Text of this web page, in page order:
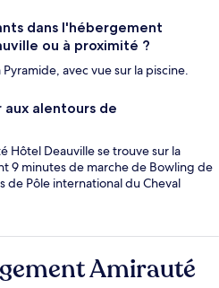
dans l'hébergement
ou à proximité ?
avec vue sur la piscine.
alentours de
Hôtel Deauville se trouve sur la
9 minutes de marche de Bowling de
de Pôle international du Cheval
Amirauté